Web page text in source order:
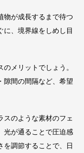
物が成長するまで待つ
に、境界線をしめし目
メリットでしょう。
隙間の間隔など、希望
のような素材のフェ
光が通ることで圧迫感
を調節することで、日